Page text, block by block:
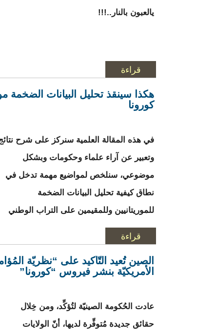
يالعبون بالنار..!!!
قراءة
هكذا سينقذ تحليل البيانات الضخمة
كورونا
في هذه المقالة العلمية سنركز على شرح
وتعبير عن آراء علماء وحكومات وبشكل
موضوعي، سنلخص لمواضيع مهمة تدخل في
نطاق كيفية تحليل البيانات الضخمة
للموريتانيين وللمقيمين على التراب الوطني
قراءة
الصين تُعيد التّأكيد على “نظريّة
الأمريكيّة بنشر فيروس “كورونا”
عادت الحُكومة الصينيّة لتُؤكِّد، ومن خِلال
حقائق جديدة مُتوفِّرة لديها، أنّ الولايات